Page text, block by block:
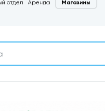
отдел Аренда Магазины